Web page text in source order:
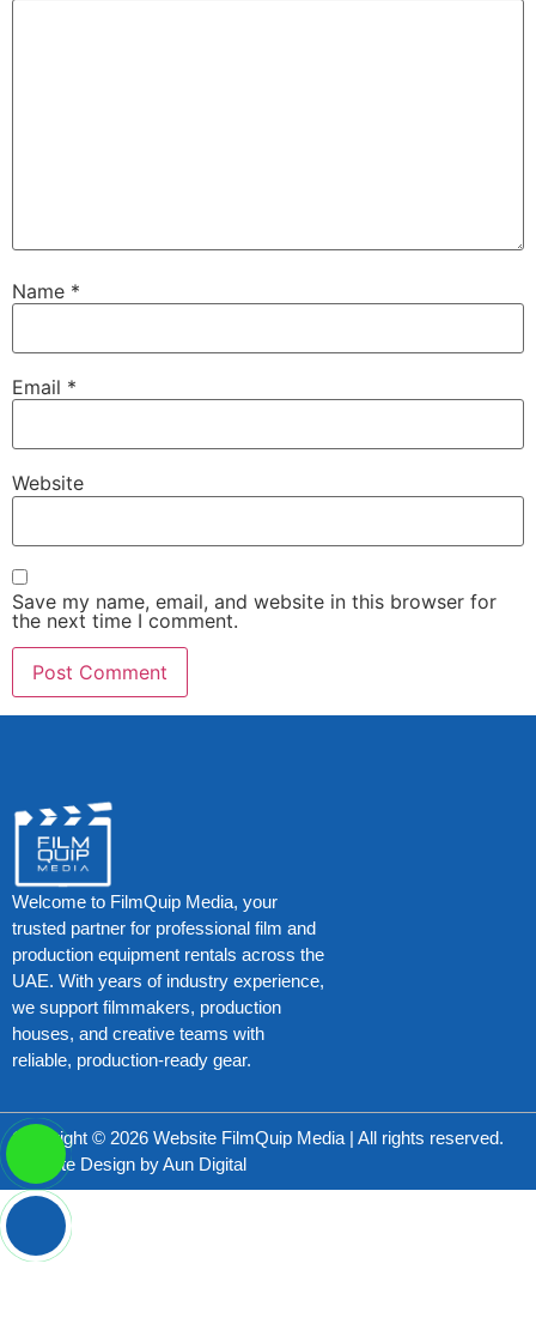
Name *
Email *
Website
Save my name, email, and website in this browser for
the next time I comment.
Welcome to FilmQuip Media, your
trusted partner for professional film and
production equipment rentals across the
UAE. With years of industry experience,
we support filmmakers, production
houses, and creative teams with
reliable, production-ready gear.
Copyright © 2026 Website FilmQuip Media | All rights reserved.
Website Design byAun Digital